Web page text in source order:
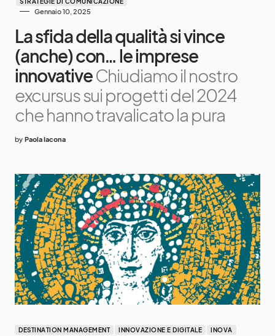
Gennaio 10, 2025
La sfida della qualità si vince
(anche) con… le imprese
innovativeChiudiamo il nostro
excursus sui progetti del 2024
che hanno travalicato la pura
by Paola Iacona
DESTINATION MANAGEMENT INNOVAZIONE E DIGITALE
INOVA